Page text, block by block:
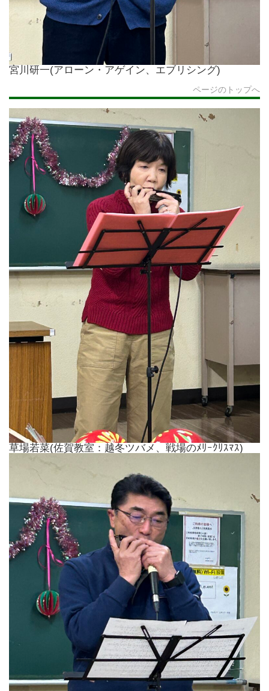
宮川研一(アローン・アゲイン、エブリシング)
ページのトップへ
草場若菜(佐賀教室：越冬ツバメ、戦場のﾒﾘｰｸﾘｽﾏｽ)